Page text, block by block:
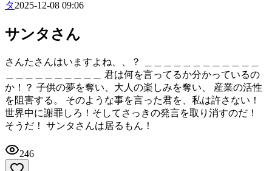
タ2025-12-08 09:06
サンタさん
さんたさんはいますよね、、？ ＿＿＿＿＿＿＿＿＿＿＿＿
＿＿＿＿＿＿＿＿＿＿ 君は何を言ってるか分かっているの
か！？ 子供の夢を奪い、大人の楽しみを奪い、 産業の活性
を阻害する。 そのような事を言った君を、私は許さない！
世界中に謝罪しろ！そしてさっきの発言を取り消すのだ！
そうだ！ サンタさんは居るもん！
246